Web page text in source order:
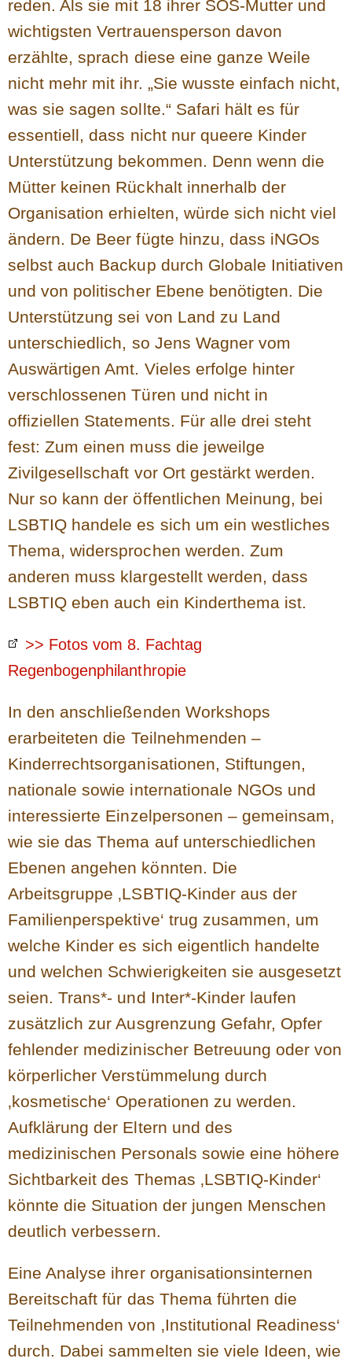
reden. Als sie mit 18 ihrer SOS-Mutter und
wichtigsten Vertrauensperson davon
erzählte, sprach diese eine ganze Weile
nicht mehr mit ihr. „Sie wusste einfach nicht,
was sie sagen sollte.“ Safari hält es für
essentiell, dass nicht nur queere Kinder
Unterstützung bekommen. Denn wenn die
Mütter keinen Rückhalt innerhalb der
Organisation erhielten, würde sich nicht viel
ändern. De Beer fügte hinzu, dass iNGOs
selbst auch Backup durch Globale Initiativen
und von politischer Ebene benötigten. Die
Unterstützung sei von Land zu Land
unterschiedlich, so Jens Wagner vom
Auswärtigen Amt. Vieles erfolge hinter
verschlossenen Türen und nicht in
offiziellen Statements. Für alle drei steht
fest: Zum einen muss die jeweilge
Zivilgesellschaft vor Ort gestärkt werden.
Nur so kann der öffentlichen Meinung, bei
LSBTIQ handele es sich um ein westliches
Thema, widersprochen werden. Zum
anderen muss klargestellt werden, dass
LSBTIQ eben auch ein Kinderthema ist.
>> Fotos vom 8. Fachtag
Regenbogenphilanthropie
In den anschließenden Workshops
erarbeiteten die Teilnehmenden –
Kinderrechtsorganisationen, Stiftungen,
nationale sowie internationale NGOs und
interessierte Einzelpersonen – gemeinsam,
wie sie das Thema auf unterschiedlichen
Ebenen angehen könnten. Die
Arbeitsgruppe ‚LSBTIQ-Kinder aus der
Familienperspektive‘ trug zusammen, um
welche Kinder es sich eigentlich handelte
und welchen Schwierigkeiten sie ausgesetzt
seien. Trans*- und Inter*-Kinder laufen
zusätzlich zur Ausgrenzung Gefahr, Opfer
fehlender medizinischer Betreuung oder von
körperlicher Verstümmelung durch
‚kosmetische‘ Operationen zu werden.
Aufklärung der Eltern und des
medizinischen Personals sowie eine höhere
Sichtbarkeit des Themas ‚LSBTIQ-Kinder‘
könnte die Situation der jungen Menschen
deutlich verbessern.
Eine Analyse ihrer organisationsinternen
Bereitschaft für das Thema führten die
Teilnehmenden von ‚Institutional Readiness‘
durch. Dabei sammelten sie viele Ideen, wie